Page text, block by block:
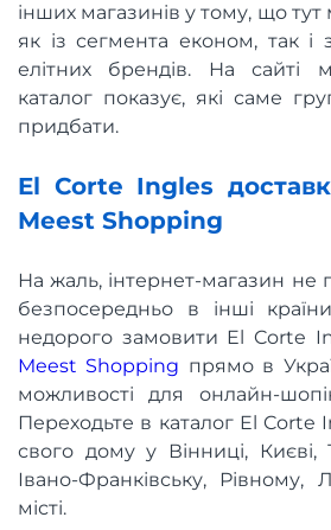
інших магазинів у тому, що
як із сегмента економ, так і
елітних брендів. На сайті
каталог показує, які саме
придбати.
El Corte Ingles
Meest Shopping
На жаль, інтернет-магазин не
безпосередньо в інші
недорого замовити El Corte
Meest Shopping прямо в
можливості для онлайн-
Переходьте в каталог El Corte
свого дому у Вінниці, Києві,
Івано-Франківську,
місті.